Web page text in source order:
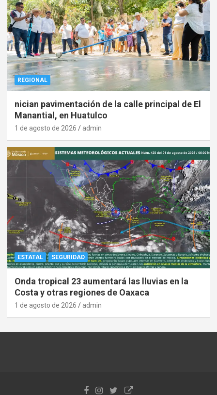
REGIONAL
nician pavimentación de la calle principal de El
Manantial, en Huatulco
1 de agosto de 2026 admin
ESTATAL SEGURIDAD
Onda tropical 23 aumentará las lluvias en la
Costa y otras regiones de Oaxaca
1 de agosto de 2026 admin